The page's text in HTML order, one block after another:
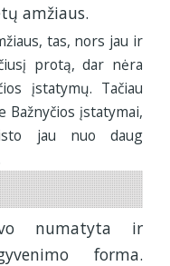
amžiaus.
tas, nors jau ir
protą, dar nėra
įstatymų. Tačiau
įstatymai,
jau nuo daug
numatyta ir
forma.